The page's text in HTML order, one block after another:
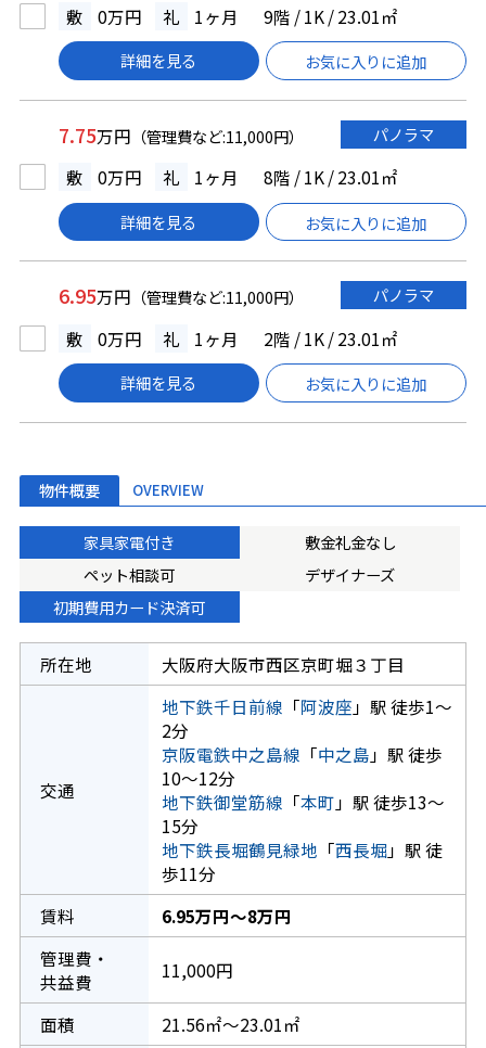
敷 0万円 礼 1ヶ月 9階 / 1K / 23.01㎡
詳細を見る お気に入りに追加
7.75万円 （管理費など:11,000円） パノラマ
敷 0万円 礼 1ヶ月 8階 / 1K / 23.01㎡
詳細を見る お気に入りに追加
6.95万円 （管理費など:11,000円） パノラマ
敷 0万円 礼 1ヶ月 2階 / 1K / 23.01㎡
詳細を見る お気に入りに追加
物件概要 OVERVIEW
家具家電付き
敷金礼金なし
ペット相談可
デザイナーズ
初期費用カード決済可
所在地 大阪府大阪市西区京町堀３丁目
交通
地下鉄千日前線 「阿波座 」駅 徒歩1～
2分
京阪電鉄中之島線 「中之島 」駅 徒歩
10～12分
地下鉄御堂筋線 「本町 」駅 徒歩13～
15分
地下鉄長堀鶴見緑地 「西長堀」駅 徒
歩11分
賃料
6.95万円～8万円
管理費・
共益費
11,000円
面積
21.56㎡～23.01㎡